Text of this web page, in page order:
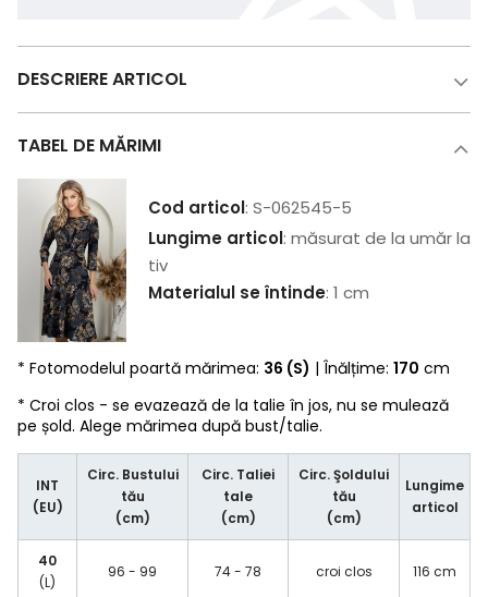
DESCRIERE ARTICOL
TABEL DE MĂRIMI
Cod articol: S-062545-5
Lungime articol: măsurat de la umăr la
tiv
Materialul se întinde: 1 cm
* Fotomodelul poartă mărimea: 36 (S) | Înălțime: 170 cm
* Croi clos - se evazează de la talie în jos, nu se mulează
pe șold. Alege mărimea după bust/talie.
INT
(EU)
Circ. Bustului
tău
(cm)
Circ. Taliei
tale
(cm)
Circ. Şoldului
tău
(cm)
Lungime
articol
40
(L)
96 - 99 74 - 78 croi clos 116 cm